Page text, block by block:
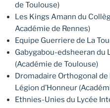
de Toulouse)
Les Kings Amann du
Académie de Rennes)
Equipe Guerriere de La
Gabygabou-edsheeran du
(Académie de Toulouse)
Dromadaire Orthogonal de
Légion d’Honneur
Ethnies-Unies du Lycée